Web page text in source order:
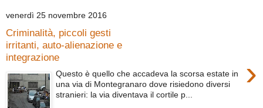
venerdì 25 novembre 2016
Criminalità, piccoli gesti
irritanti, auto-alienazione e
integrazione
›
Questo è quello che accadeva la scorsa estate in
una via di Montegranaro dove risiedono diversi
stranieri: la via diventava il cortile p...